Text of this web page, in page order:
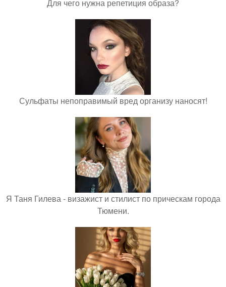
Для чего нужна репетиция образа?
Сульфаты непоправимый вред организу наносят!
Я Таня Гилева - визажист и стилист по прическам города
Тюмени.